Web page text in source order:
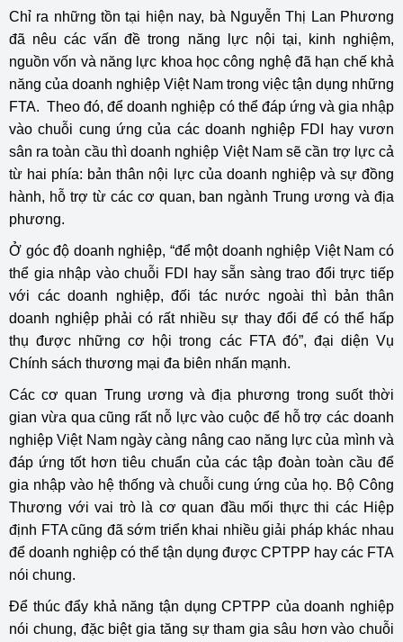
Chỉ ra những tồn tại hiện nay, bà Nguyễn Thị Lan Phương
đã nêu các vấn đề trong năng lực nội tại, kinh nghiệm,
nguồn vốn và năng lực khoa học công nghệ đã hạn chế khả
năng của doanh nghiệp Việt Nam trong việc tận dụng những
FTA. Theo đó, để doanh nghiệp có thể đáp ứng và gia nhập
vào chuỗi cung ứng của các doanh nghiệp FDI hay vươn
sân ra toàn cầu thì doanh nghiệp Việt Nam sẽ cần trợ lực cả
từ hai phía: bản thân nội lực của doanh nghiệp và sự đồng
hành, hỗ trợ từ các cơ quan, ban ngành Trung ương và địa
phương.
Ở góc độ doanh nghiệp, “để một doanh nghiệp Việt Nam có
thể gia nhập vào chuỗi FDI hay sẵn sàng trao đổi trực tiếp
với các doanh nghiệp, đối tác nước ngoài thì bản thân
doanh nghiệp phải có rất nhiều sự thay đổi để có thể hấp
thụ được những cơ hội trong các FTA đó”, đại diện Vụ
Chính sách thương mại đa biên nhấn mạnh.
Các cơ quan Trung ương và địa phương trong suốt thời
gian vừa qua cũng rất nỗ lực vào cuộc để hỗ trợ các doanh
nghiệp Việt Nam ngày càng nâng cao năng lực của mình và
đáp ứng tốt hơn tiêu chuẩn của các tập đoàn toàn cầu để
gia nhập vào hệ thống và chuỗi cung ứng của họ. Bộ Công
Thương với vai trò là cơ quan đầu mối thực thi các Hiệp
định FTA cũng đã sớm triển khai nhiều giải pháp khác nhau
để doanh nghiệp có thể tận dụng được CPTPP hay các FTA
nói chung.
Để thúc đẩy khả năng tận dụng CPTPP của doanh nghiệp
nói chung, đặc biệt gia tăng sự tham gia sâu hơn vào chuỗi